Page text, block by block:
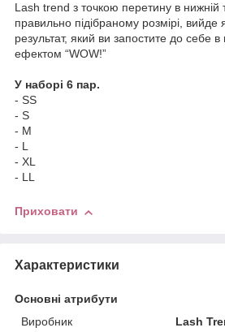
Lash trend з точкою перетину в нижній
правильно підібраному розмірі, вийде
результат, який ви запостите до себе
ефектом “WOW!”
У наборі 6 пар.
- SS
- S
- M
- L
- XL
- LL
Приховати
Характеристики
Основні атрибути
Виробник
Lash